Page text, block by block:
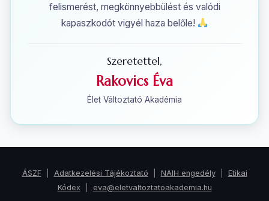
felismerést, megkönnyebbülést és valódi
kapaszkodót vigyél haza belőle!
Szeretettel,
Rakovics Éva
Élet Változtató Akadémia
ÁSZF| Adatkezelési Tájékoztató NAIH engedély| Etikai
Kódex| eva@eletvaltoztatoakademia.hu